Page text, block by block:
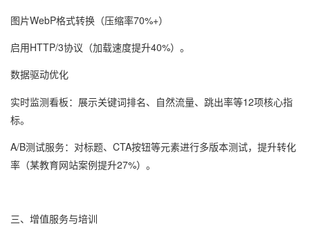
图片WebP格式转换（压缩率70%+）
启用HTTP/3协议（加载速度提升40%）。
数据驱动优化
实时监测看板：展示关键词排名、自然流量、跳出率等12项核心指
标。
A/B测试服务：对标题、CTA按钮等元素进行多版本测试，提升转化
率（某教育网站案例提升27%）。
三、 增值服务与培训